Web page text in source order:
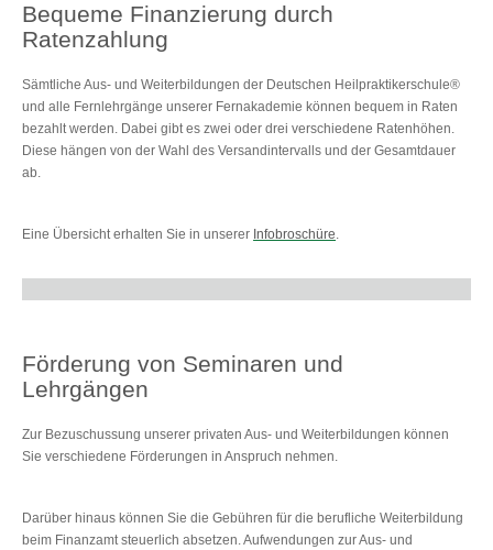
Bequeme Finanzierung durch
Ratenzahlung
Sämtliche Aus- und Weiterbildungen der Deutschen Heilpraktikerschule®
und alle Fernlehrgänge unserer Fernakademie können bequem in Raten
bezahlt werden. Dabei gibt es zwei oder drei verschiedene Ratenhöhen.
Diese hängen von der Wahl des Versandintervalls und der Gesamtdauer
ab.
Eine Übersicht erhalten Sie in unserer Infobroschüre.
Förderung von Seminaren und
Lehrgängen
Zur Bezuschussung unserer privaten Aus- und Weiterbildungen können
Sie verschiedene Förderungen in Anspruch nehmen.
Darüber hinaus können Sie die Gebühren für die berufliche Weiterbildung
beim Finanzamt steuerlich absetzen. Aufwendungen zur Aus- und